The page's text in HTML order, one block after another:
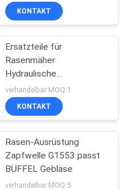
KONTAKT
Ersatzteile für
Rasenmäher
Hydraulische
Ölspülmaschine
GTCA13646 Passt zu
Deere Leichtbaumesser
verhandelbar MOQ:1
KONTAKT
Rasen-Ausrüstung
Zapfwelle G1553 passt
BÜFFEL Gebläse
verhandelbar MOQ:5